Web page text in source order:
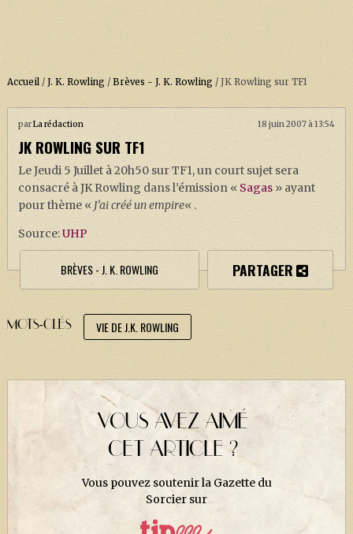
ACCUEIL
À PROPOS
SOUTENEZ-NOUS !
LA SÉRIE HARRY POTTER (REBOOT)
HARRY POTTER : LIVRES
LES ANIMAUX FANTASTIQUES
J. K. ROWLING
ARTISANAT MOLDU
LES GRANDS ARTICLES DE LA GAZETTE
Accueil/ J. K. Rowling / Brèves - J. K. Rowling / JK Rowling sur TF1
parLa rédaction 18 juin 2007 à 13:54
JK ROWLING SUR TF1
Le Jeudi 5 Juillet à 20h50 sur TF1, un court sujet sera
consacré à JK Rowling dans l’émission « Sagas» ayant
pour thème « J’ai créé un empire« .
Source:UHP
BRÈVES - J. K. ROWLING PARTAGER
MOTS-CLÉS VIE DE J.K. ROWLING
VOUS AVEZ AIMÉ
CET ARTICLE ?
Vous pouvez soutenir la Gazette du
Sorcier sur